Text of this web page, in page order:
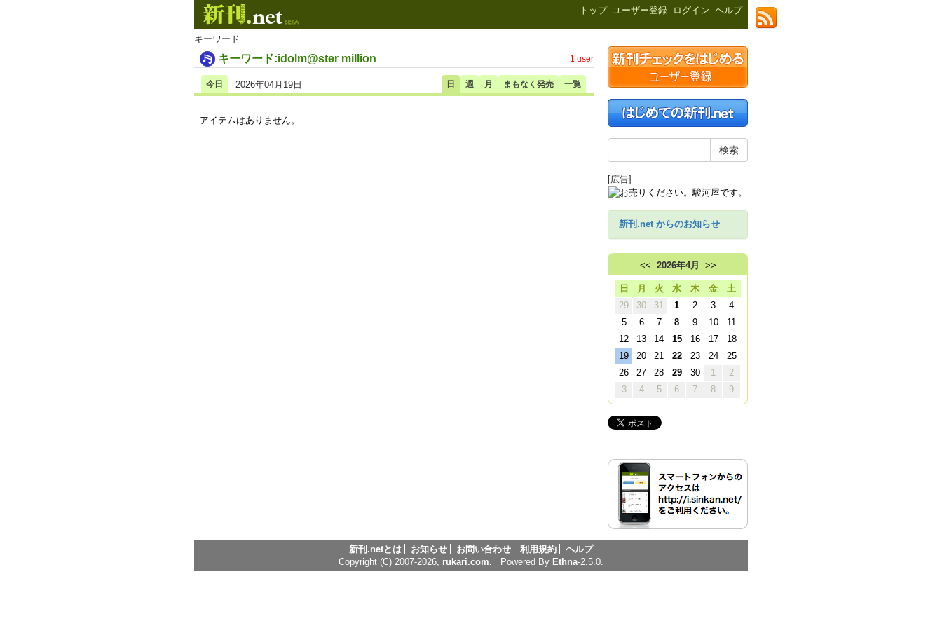
トップ ユーザー登録 ログイン ヘルプ
キーワード
キーワード:idolm@ster million 1 user
日 週 月 まもなく発売 一覧
今日 2026年04月19日
アイテムはありません。
[広告]
新刊.net からのお知らせ
<< 2026年4月 >>
日 月 火 水 木 金
土
29
30 31 1 2 3
4
5
6 7 8 9 10
11
12
13 14 15 16 17
18
19
20 21 22 23 24
25
26
27 28 29 30 1
2
3
4 5 6 7 8 9
新刊.netとは お知らせ お問い合わせ 利用規約
ヘルプ
Copyright (C) 2007-2026, rukari.com. Powered By Ethna-2.5.0.